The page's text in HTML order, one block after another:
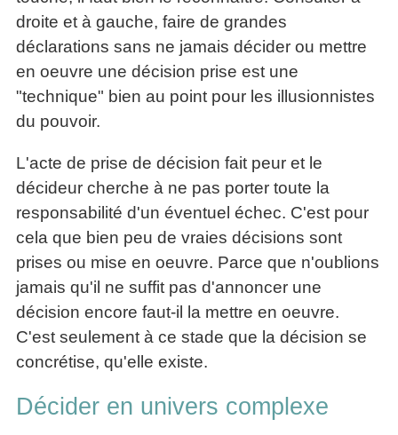
droite et à gauche, faire de grandes
déclarations sans ne jamais décider ou mettre
en oeuvre une décision prise est une
"technique" bien au point pour les illusionnistes
du pouvoir.
L'acte de prise de décision fait peur et le
décideur cherche à ne pas porter toute la
responsabilité d'un éventuel échec. C'est pour
cela que bien peu de vraies décisions sont
prises ou mise en oeuvre. Parce que n'oublions
jamais qu'il ne suffit pas d'annoncer une
décision encore faut-il la mettre en oeuvre.
C'est seulement à ce stade que la décision se
concrétise, qu'elle existe.
Décider en univers complexe